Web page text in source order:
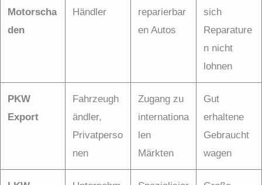
Motorscha
den
Händler
reparierbar
en Autos
sich
Reparature
n nicht
lohnen
PKW
Export
Fahrzeugh
ändler,
Privatperso
nen
Zugang zu
internationa
len
Märkten
Gut
erhaltene
Gebraucht
wagen